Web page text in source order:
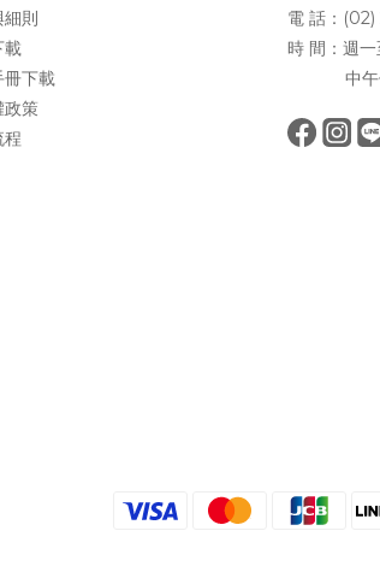
則
載
下載
政策
程
電 話：
時 間：週
中午休